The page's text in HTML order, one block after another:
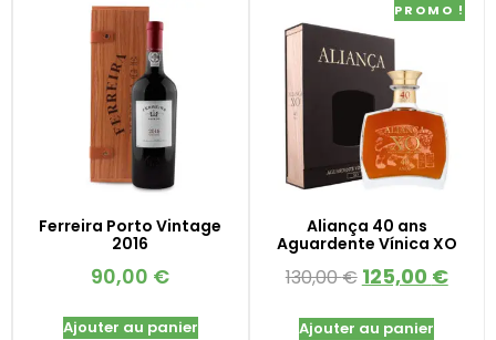
Ferreira Porto Vintage
2016
90,00 €
Ajouter au panier
PROMO !
Aliança 40 ans
Aguardente Vínica XO
130,00€ 125,00 €
Ajouter au panier